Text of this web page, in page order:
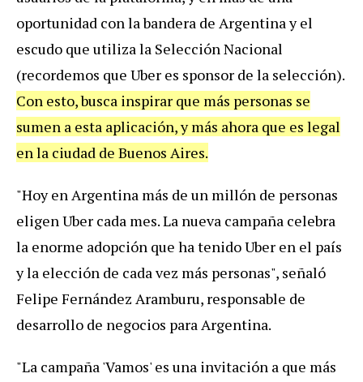
oportunidad conlabandera de Argentinay el
escudo que utilizala SelecciónNacional
(recordemos que Uber es sponsor de la selección).
Con esto,busca inspirar que más personas se
sumen a esta aplicación,y más ahora que es legal
enla ciudad de Buenos Aires.
"Hoy enArgentina más de un millón de personas
eligenUber cada mes.La nueva campaña celebra
la enorme adopción que hatenidoUber en el país
yla elección de cadavez más personas", señaló
Felipe Fernández Aramburu, responsable de
desarrollo de negocios paraArgentina.
"La campaña'Vamos' es una invitación a que más